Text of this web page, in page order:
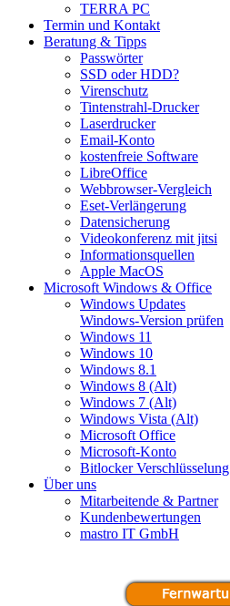
TERRA PC
Termin und Kontakt
Beratung & Tipps
Passwörter
SSD oder HDD?
Virenschutz
Tintenstrahl-Drucker
Laserdrucker
Email-Konto
kostenfreie Software
LibreOffice
Webbrowser-Vergleich
Eset-Verlängerung
Datensicherung
Videokonferenz mit jitsi
Informationsquellen
Apple MacOS
Microsoft Windows & Office
Windows Updates
Windows-Version prüfen
Windows 11
Windows 10
Windows 8.1
Windows 8 (Alt)
Windows 7 (Alt)
Windows Vista (Alt)
Microsoft Office
Microsoft-Konto
Bitlocker Verschlüsselung
Über uns
Mitarbeitende & Partner
Kundenbewertungen
mastro IT GmbH